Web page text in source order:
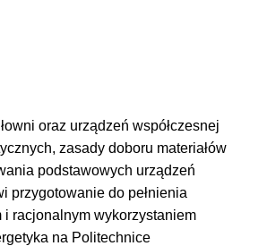
oraz urządzeń współczesnej
zasady doboru materiałów
podstawowych urządzeń
przygotowanie do pełnienia
racjonalnym wykorzystaniem
na Politechnice